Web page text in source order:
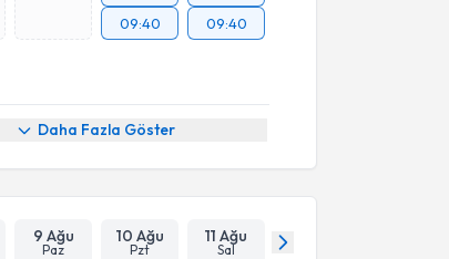
09:40
09:40
Daha Fazla Göster
9 Ağu
Paz
10 Ağu
Pzt
11 Ağu
Sal